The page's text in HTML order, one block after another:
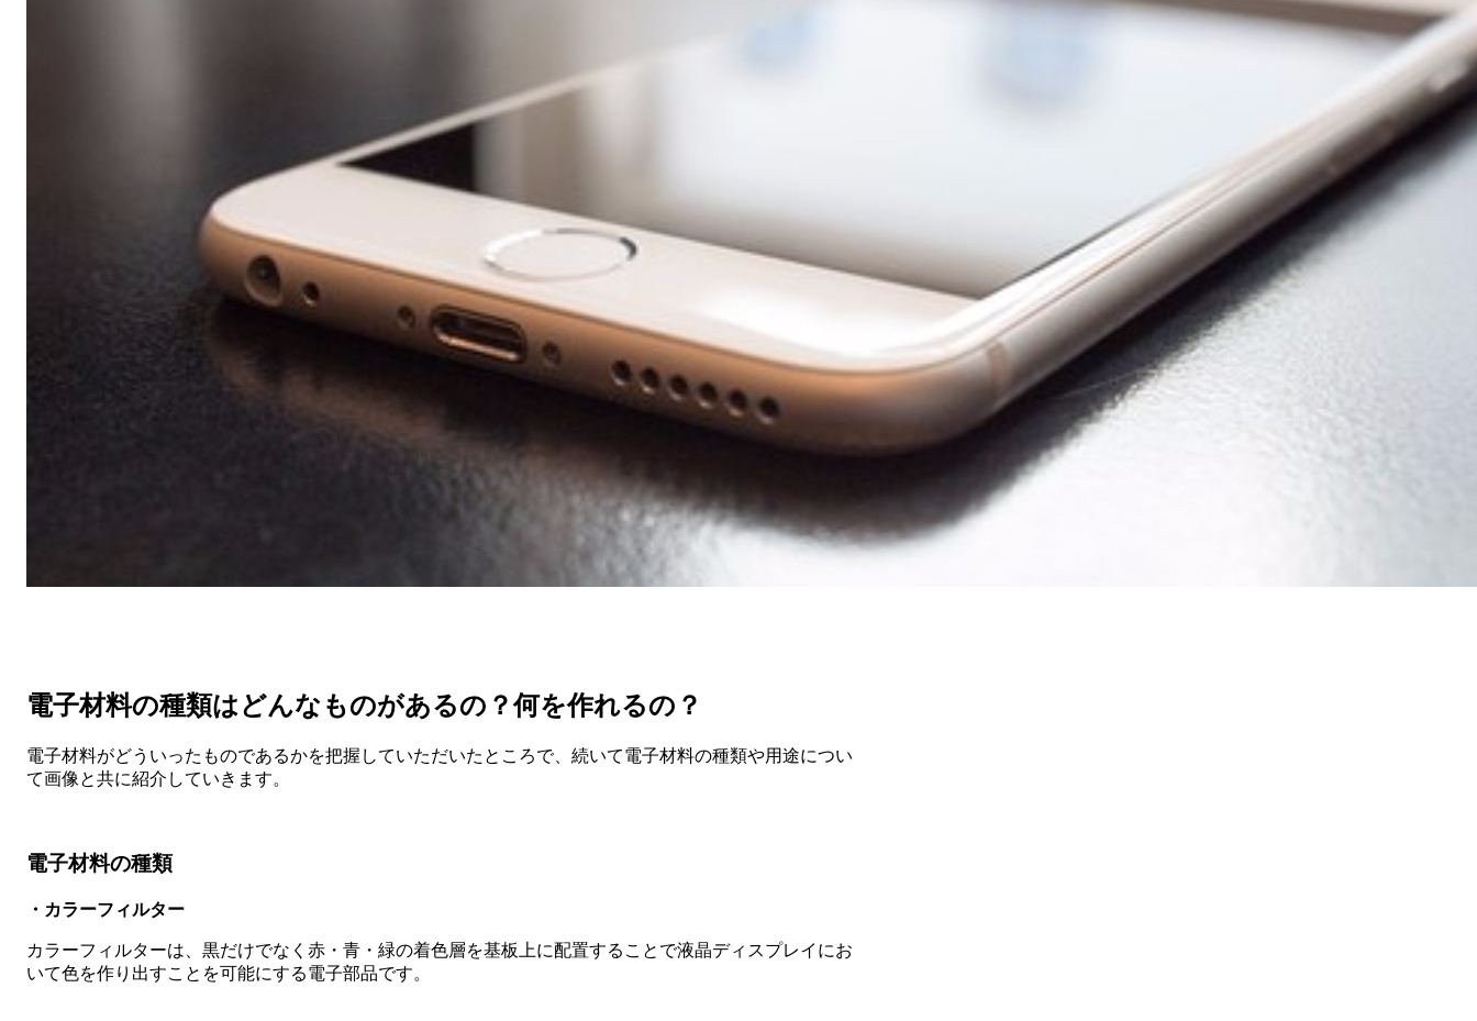
電子材料の種類はどんなものがあるの？何を作れるの？
電子材料がどういったものであるかを把握していただいたところで、続いて電子材料の種類や用途につい
て画像と共に紹介していきます。
電子材料の種類
・カラーフィルター
カラーフィルターは、黒だけでなく赤・青・緑の着色層を基板上に配置することで液晶ディスプレイにお
いて色を作り出すことを可能にする電子部品です。